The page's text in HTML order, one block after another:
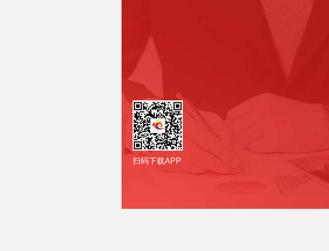
扫码下载APP